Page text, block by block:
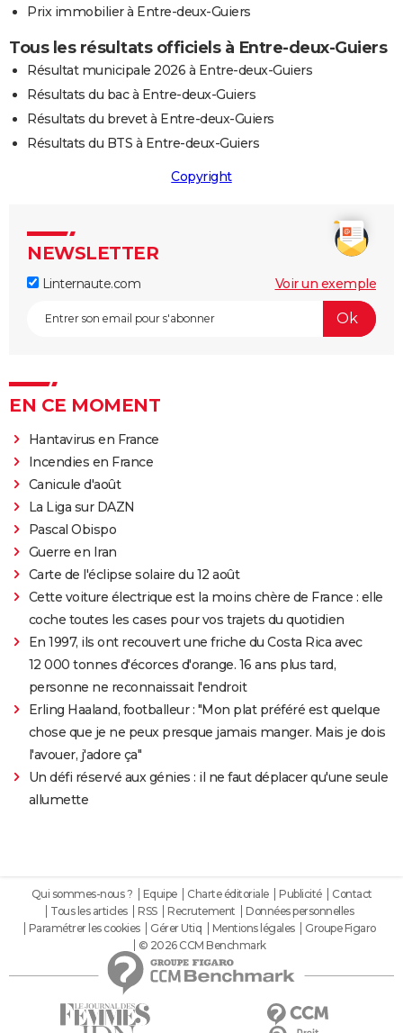
Prix immobilier à Entre-deux-Guiers
Tous les résultats officiels à Entre-deux-Guiers
Résultat municipale 2026 à Entre-deux-Guiers
Résultats du bac à Entre-deux-Guiers
Résultats du brevet à Entre-deux-Guiers
Résultats du BTS à Entre-deux-Guiers
Copyright
NEWSLETTER
Linternaute.com Voir un exemple
EN CE MOMENT
Hantavirus en France
Incendies en France
Canicule d'août
La Liga sur DAZN
Pascal Obispo
Guerre en Iran
Carte de l'éclipse solaire du 12 août
Cette voiture électrique est la moins chère de France : elle
coche toutes les cases pour vos trajets du quotidien
En 1997, ils ont recouvert une friche du Costa Rica avec
12 000 tonnes d'écorces d'orange. 16 ans plus tard,
personne ne reconnaissait l'endroit
Erling Haaland, footballeur : "Mon plat préféré est quelque
chose que je ne peux presque jamais manger. Mais je dois
l'avouer, j'adore ça"
Un défi réservé aux génies : il ne faut déplacer qu'une seule
allumette
Qui sommes-nous ? Equipe Charte éditoriale Publicité
Contact
Tous les articles
RSS Recrutement
Données personnelles
Paramétrer les cookies
Gérer Utiq Mentions légales
Groupe Figaro
© 2026 CCM Benchmark